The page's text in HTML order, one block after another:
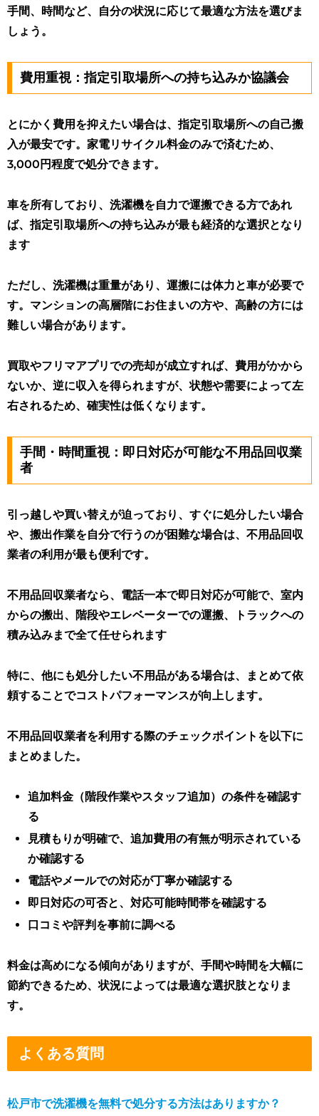
手間、時間など、自分の状況に応じて最適な方法を選びま
しょう。
費用重視：指定引取場所への持ち込みか協議会
とにかく費用を抑えたい場合は、指定引取場所への自己搬
入が最安です。家電リサイクル料金のみで済むため、
3,000円程度で処分できます。
車を所有しており、洗濯機を自力で運搬できる方であれ
ば、指定引取場所への持ち込みが最も経済的な選択となり
ます
ただし、洗濯機は重量があり、運搬には体力と車が必要で
す。マンションの高層階にお住まいの方や、高齢の方には
難しい場合があります。
買取やフリマアプリでの売却が成立すれば、費用がかから
ないか、逆に収入を得られますが、状態や需要によって左
右されるため、確実性は低くなります。
手間・時間重視：即日対応が可能な不用品回収業
者
引っ越しや買い替えが迫っており、すぐに処分したい場合
や、搬出作業を自分で行うのが困難な場合は、不用品回収
業者の利用が最も便利です。
不用品回収業者なら、電話一本で即日対応が可能で、室内
からの搬出、階段やエレベーターでの運搬、トラックへの
積み込みまで全て任せられます
特に、他にも処分したい不用品がある場合は、まとめて依
頼することでコストパフォーマンスが向上します。
不用品回収業者を利用する際のチェックポイントを以下に
まとめました。
追加料金（階段作業やスタッフ追加）の条件を確認す
る
見積もりが明確で、追加費用の有無が明示されている
か確認する
電話やメールでの対応が丁寧か確認する
即日対応の可否と、対応可能時間帯を確認する
口コミや評判を事前に調べる
料金は高めになる傾向がありますが、手間や時間を大幅に
節約できるため、状況によっては最適な選択肢となりま
す。
よくある質問
松戸市で洗濯機を無料で処分する方法はありますか？